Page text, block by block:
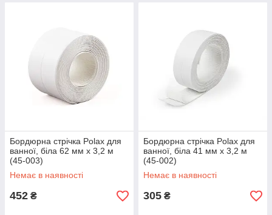
Бордюрна стрічка Polax для
ванної, біла 62 мм х 3,2 м
(45-003)
Немає в наявності
452 ₴
Бордюрна стрічка Polax для
ванної, біла 41 мм х 3,2 м
(45-002)
Немає в наявності
305 ₴